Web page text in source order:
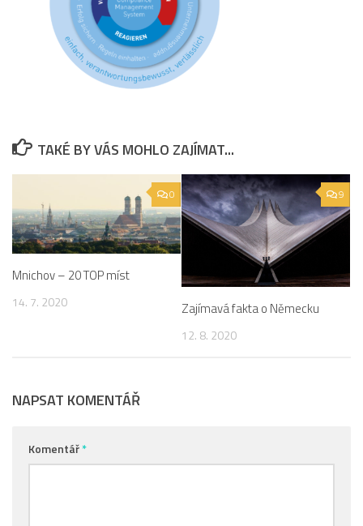
TAKÉ BY VÁS MOHLO ZAJÍMAT...
0
Mnichov – 20 TOP míst
14. 7. 2020
9
Zajímavá fakta o Německu
12. 8. 2020
NAPSAT KOMENTÁŘ
Komentář*